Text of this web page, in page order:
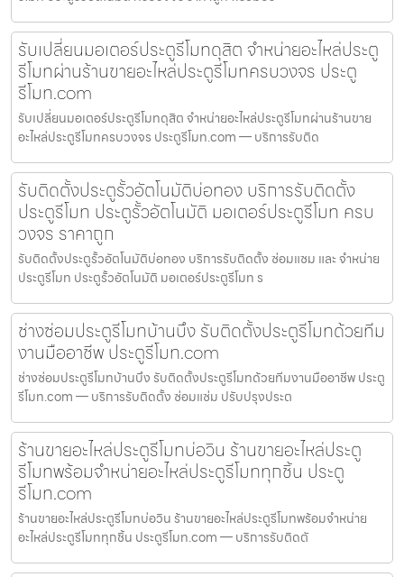
รับเปลี่ยนมอเตอร์ประตูรีโมทดุสิต จำหน่ายอะไหล่ประตู
รีโมทผ่านร้านขายอะไหล่ประตูรีโมทครบวงจร ประตู
รีโมท.com
รับเปลี่ยนมอเตอร์ประตูรีโมทดุสิต จำหน่ายอะไหล่ประตูรีโมทผ่านร้านขาย
อะไหล่ประตูรีโมทครบวงจร ประตูรีโมท.com — บริการรับติด
รับติดตั้งประตูรั้วอัตโนมัติบ่อทอง บริการรับติดตั้ง
ประตูรีโมท ประตูรั้วอัตโนมัติ มอเตอร์ประตูรีโมท ครบ
วงจร ราคาถูก
รับติดตั้งประตูรั้วอัตโนมัติบ่อทอง บริการรับติดตั้ง ซ่อมแซม และ จำหน่าย
ประตูรีโมท ประตูรั้วอัตโนมัติ มอเตอร์ประตูรีโมท ร
ช่างซ่อมประตูรีโมทบ้านบึง รับติดตั้งประตูรีโมทด้วยทีม
งานมืออาชีพ ประตูรีโมท.com
ช่างซ่อมประตูรีโมทบ้านบึง รับติดตั้งประตูรีโมทด้วยทีมงานมืออาชีพ ประตู
รีโมท.com — บริการรับติดตั้ง ซ่อมแซ่ม ปรับปรุงประต
ร้านขายอะไหล่ประตูรีโมทบ่อวิน ร้านขายอะไหล่ประตู
รีโมทพร้อมจำหน่ายอะไหล่ประตูรีโมททุกชิ้น ประตู
รีโมท.com
ร้านขายอะไหล่ประตูรีโมทบ่อวิน ร้านขายอะไหล่ประตูรีโมทพร้อมจำหน่าย
อะไหล่ประตูรีโมททุกชิ้น ประตูรีโมท.com — บริการรับติดตั